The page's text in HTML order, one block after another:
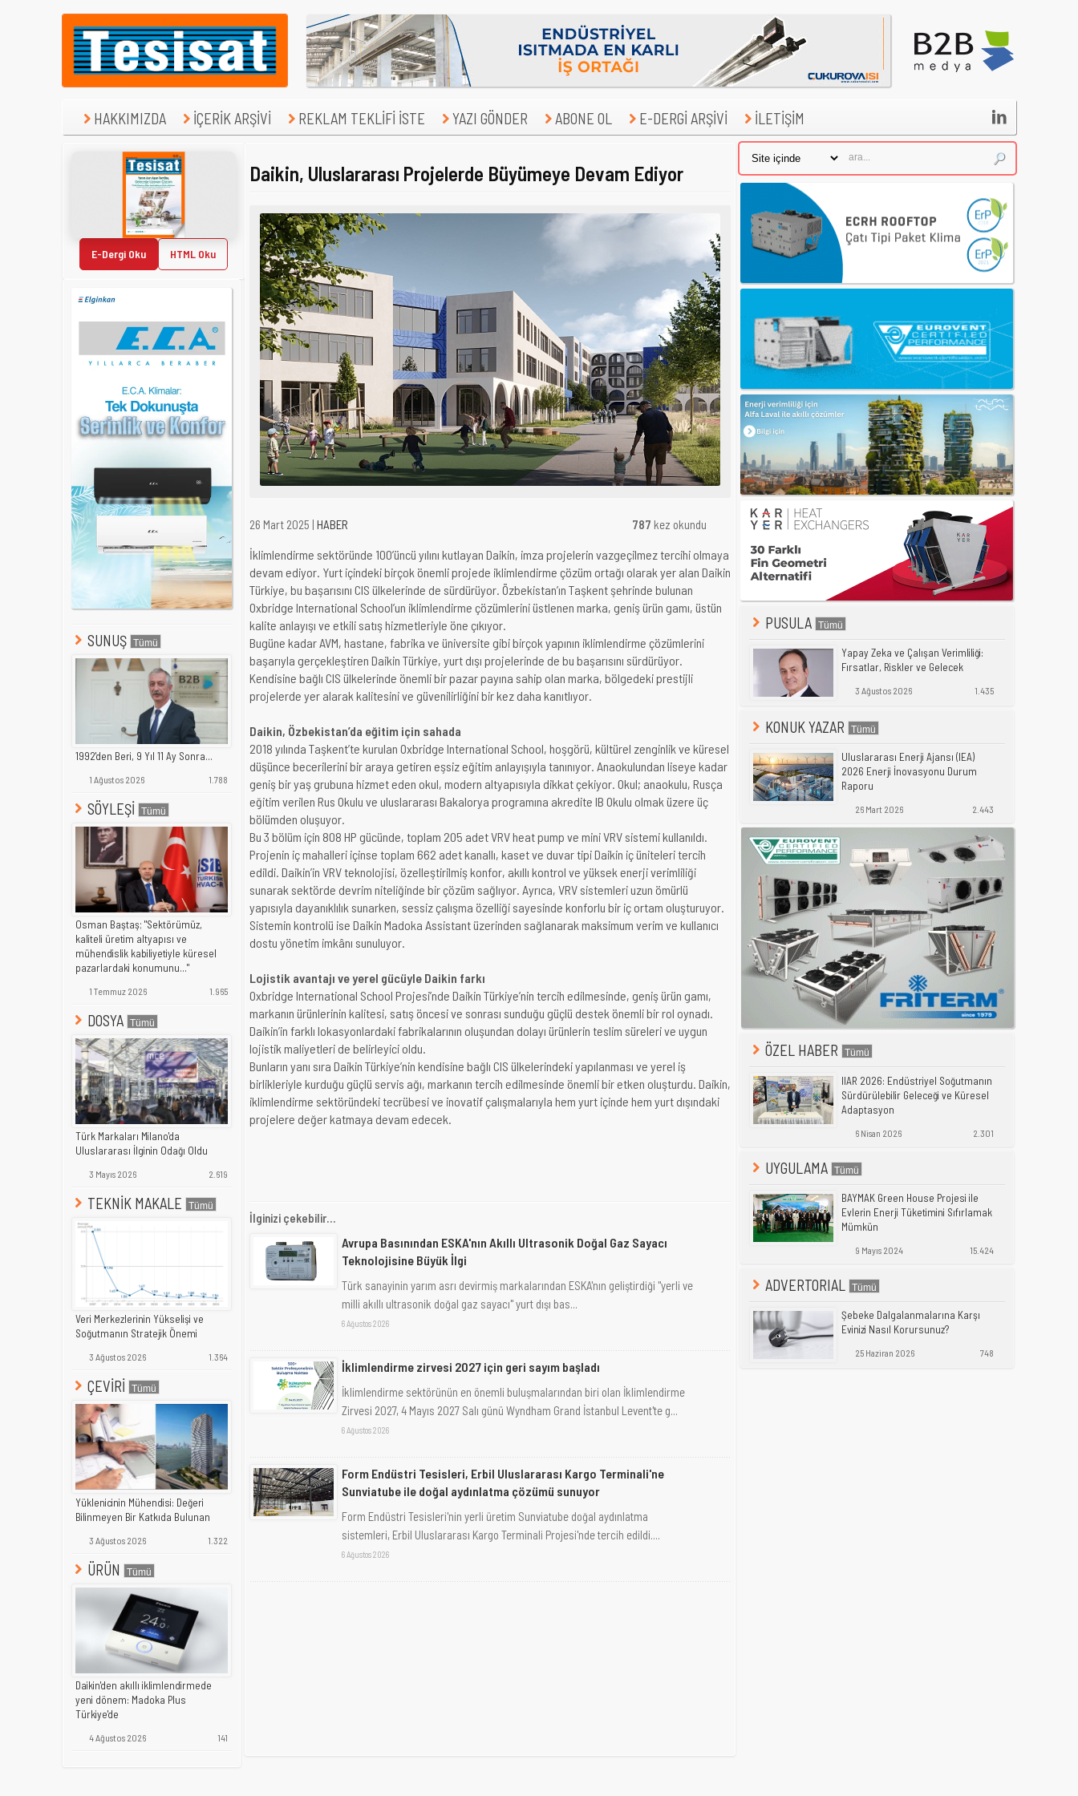
HAKKIMIZDA İÇERİK ARŞİVİ REKLAM TEKLİFİ İSTE YAZI GÖNDER ABONE OL E-DERGİ ARŞİVİ İLETİŞİM 
E-Dergi Oku HTML Oku
SUNUŞ
1992'den Beri, 9 Yıl 11 Ay Sonra...
1 Ağustos 2026 1.788
SÖYLEŞİ
Osman Baştaş; "Sektörümüz,
kaliteli üretim altyapısı ve
mühendislik kabiliyetiyle küresel
pazarlardaki konumunu..."
1 Temmuz 2026 1.965
DOSYA
Türk Markaları Milano'da
Uluslararası İlginin Odağı Oldu
3 Mayıs 2026 2.619
TEKNİK MAKALE
Veri Merkezlerinin Yükselişi ve
Soğutmanın Stratejik Önemi
3 Ağustos 2026 1.364
ÇEVİRİ
Yüklenicinin Mühendisi: Değeri
Bilinmeyen Bir Katkıda Bulunan
3 Ağustos 2026 1.322
ÜRÜN
Daikin'den akıllı iklimlendirmede
yeni dönem: Madoka Plus
Türkiye'de
4 Ağustos 2026 141
Daikin, Uluslararası Projelerde Büyümeye Devam Ediyor
26 Mart 2025 | HABER 787 kez okundu
İklimlendirme sektöründe 100’üncü yılını kutlayan Daikin, imza projelerin vazgeçilmez tercihi olmaya
devam ediyor. Yurt içindeki birçok önemli projede iklimlendirme çözüm ortağı olarak yer alan Daikin
Türkiye, bu başarısını CIS ülkelerinde de sürdürüyor. Özbekistan’ın Taşkent şehrinde bulunan
Oxbridge International School’un iklimlendirme çözümlerini üstlenen marka, geniş ürün gamı, üstün
kalite anlayışı ve etkili satış hizmetleriyle öne çıkıyor.
Bugüne kadar AVM, hastane, fabrika ve üniversite gibi birçok yapının iklimlendirme çözümlerini
başarıyla gerçekleştiren Daikin Türkiye, yurt dışı projelerinde de bu başarısını sürdürüyor.
Kendisine bağlı CIS ülkelerinde önemli bir pazar payına sahip olan marka, bölgedeki prestijli
projelerde yer alarak kalitesini ve güvenilirliğini bir kez daha kanıtlıyor.
Daikin, Özbekistan’da eğitim için sahada
2018 yılında Taşkent’te kurulan Oxbridge International School, hoşgörü, kültürel zenginlik ve küresel
düşünce becerilerini bir araya getiren eşsiz eğitim anlayışıyla tanınıyor. Anaokulundan liseye kadar
geniş bir yaş grubuna hizmet eden okul, modern altyapısıyla dikkat çekiyor. Okul; anaokulu, Rusça
eğitim verilen Rus Okulu ve uluslararası Bakalorya programına akredite IB Okulu olmak üzere üç
bölümden oluşuyor.
Bu 3 bölüm için 808 HP gücünde, toplam 205 adet VRV heat pump ve mini VRV sistemi kullanıldı.
Projenin iç mahalleri içinse toplam 662 adet kanallı, kaset ve duvar tipi Daikin iç üniteleri tercih
edildi. Daikin’in VRV teknolojisi, özelleştirilmiş konfor, akıllı kontrol ve yüksek enerji verimliliği
sunarak sektörde devrim niteliğinde bir çözüm sağlıyor. Ayrıca, VRV sistemleri uzun ömürlü
yapısıyla dayanıklılık sunarken, sessiz çalışma özelliği sayesinde konforlu bir iç ortam oluşturuyor.
Sistemin kontrolü ise Daikin Madoka Assistant üzerinden sağlanarak maksimum verim ve kullanıcı
dostu yönetim imkânı sunuluyor.
Lojistik avantajı ve yerel gücüyle Daikin farkı
Oxbridge International School Projesi’nde Daikin Türkiye’nin tercih edilmesinde, geniş ürün gamı,
markanın ürünlerinin kalitesi, satış öncesi ve sonrası sunduğu güçlü destek önemli bir rol oynadı.
Daikin’in farklı lokasyonlardaki fabrikalarının oluşundan dolayı ürünlerin teslim süreleri ve uygun
lojistik maliyetleri de belirleyici oldu.
Bunların yanı sıra Daikin Türkiye’nin kendisine bağlı CIS ülkelerindeki yapılanması ve yerel iş
birlikleriyle kurduğu güçlü servis ağı, markanın tercih edilmesinde önemli bir etken oluşturdu. Daikin,
iklimlendirme sektöründeki tecrübesi ve inovatif çalışmalarıyla hem yurt içinde hem yurt dışındaki
projelere değer katmaya devam edecek.
İlginizi çekebilir...
Avrupa Basınından ESKA'nın Akıllı Ultrasonik Doğal Gaz Sayacı
Teknolojisine Büyük İlgi
Türk sanayinin yarım asrı devirmiş markalarından ESKA'nın geliştirdiği "yerli ve
milli akıllı ultrasonik doğal gaz sayacı" yurt dışı bas...
6 Ağustos 2026
İklimlendirme zirvesi 2027 için geri sayım başladı
İklimlendirme sektörünün en önemli buluşmalarından biri olan İklimlendirme
Zirvesi 2027, 4 Mayıs 2027 Salı günü Wyndham Grand İstanbul Levent'te g...
6 Ağustos 2026
Form Endüstri Tesisleri, Erbil Uluslararası Kargo Terminali'ne
Sunviatube ile doğal aydınlatma çözümü sunuyor
Form Endüstri Tesisleri'nin yerli üretim Sunviatube doğal aydınlatma
sistemleri, Erbil Uluslararası Kargo Terminali Projesi'nde tercih edildi....
6 Ağustos 2026
PUSULA
Yapay Zeka ve Çalışan Verimliliği:
Fırsatlar, Riskler ve Gelecek
3 Ağustos 2026 1.435
KONUK YAZAR
Uluslararası Enerji Ajansı (IEA)
2026 Enerji İnovasyonu Durum
Raporu
26 Mart 2026 2.443
ÖZEL HABER
IIAR 2026: Endüstriyel Soğutmanın
Sürdürülebilir Geleceği ve Küresel
Adaptasyon
6 Nisan 2026 2.301
UYGULAMA
BAYMAK Green House Projesi ile
Evlerin Enerji Tüketimini Sıfırlamak
Mümkün
9 Mayıs 2024 15.424
ADVERTORIAL
Şebeke Dalgalanmalarına Karşı
Evinizi Nasıl Korursunuz?
25 Haziran 2026 748